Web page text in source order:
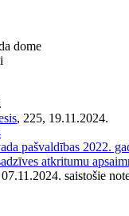
dome
, 225, 19.11.2024.
pašvaldības 2022.
atkritumu
saistošie